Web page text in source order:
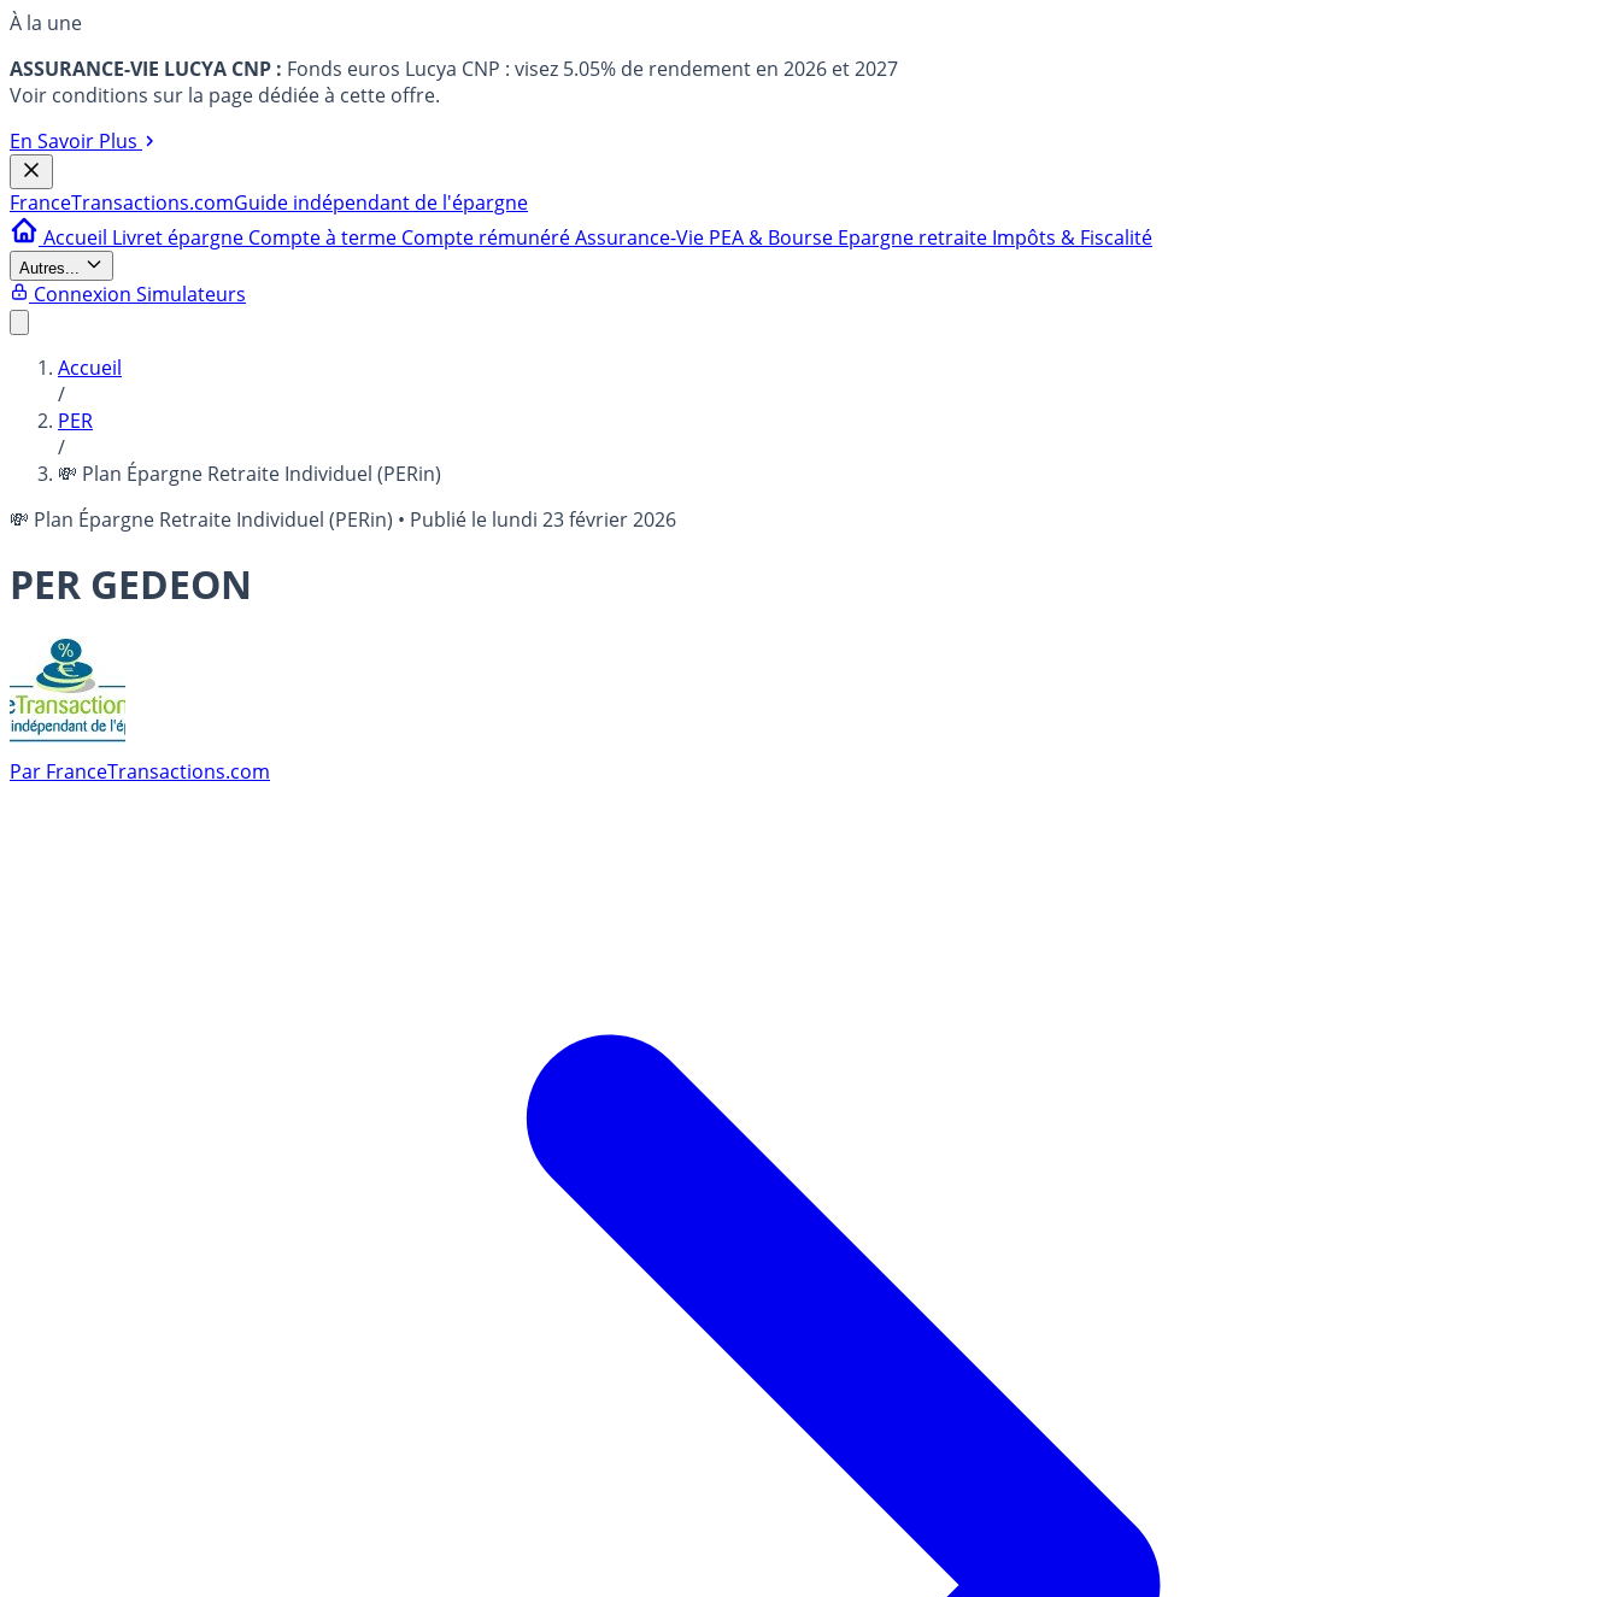
À la une
ASSURANCE-VIE LUCYA CNP : Fonds euros Lucya CNP : visez 5.05% de rendement en 2026 et 2027
Voir conditions sur la page dédiée à cette offre.
En Savoir Plus
FranceTransactions.comGuide indépendant de l'épargne
Accueil Livret épargne Compte à terme Compte rémunéréAssurance-Vie PEA & Bourse Epargne retraite Impôts & Fiscalité
Autres...
Connexion Simulateurs
Accueil
/
PER
/
💸 Plan Épargne Retraite Individuel (PERin)
💸 Plan Épargne Retraite Individuel (PERin) • Publié le lundi 23 février 2026
PER GEDEON
Par FranceTransactions.com